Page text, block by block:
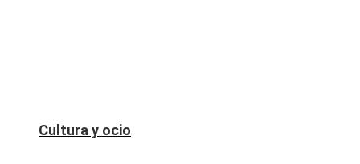
Cultura y ocio